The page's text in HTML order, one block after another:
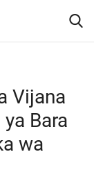
Vijana
Bara
wa